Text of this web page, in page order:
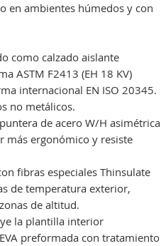
en ambientes húmedos y con
como calzado aislante
ASTM F2413 (EH 18 KV)
internacional EN ISO 20345.
no metálicos.
de acero W/H asimétrica
más ergonómico y resiste
fibras especiales Thinsulate
de temperatura exterior,
de altitud.
la plantilla interior
preformada con tratamiento